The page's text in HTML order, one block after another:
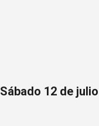
Sábado 12 de julio